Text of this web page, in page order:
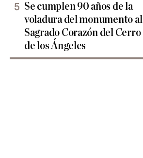
Se cumplen 90 años de la
voladura del monumento al
Sagrado Corazón del Cerro
de los Ángeles